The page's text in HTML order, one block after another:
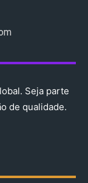
Seja parte
de qualidade.